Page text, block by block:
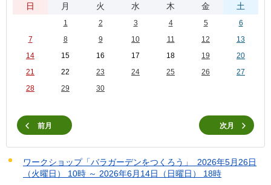
日 月 火 水 木 金 土
1 2 3 4 5
6
7
8 9 10 11 12
13
14
15 16 17 18 19
20
21
22 23 24 25 26
27
28
29 30
前月 次月
ワークショップ「バラガーデンをつくろう」 2026年5月26日
（火曜日） 10時 ～ 2026年6月14日（日曜日） 18時